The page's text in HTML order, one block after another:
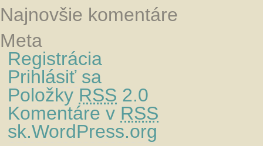
Najnovšie komentáre
Meta
Registrácia
Prihlásiť sa
Položky RSS 2.0
Komentáre v RSS
sk.WordPress.org